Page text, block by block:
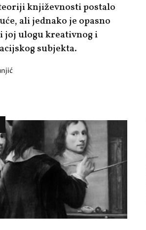
književnosti postalo
ali jednako je opasno
joj ulogu kreativnog i
subjekta.